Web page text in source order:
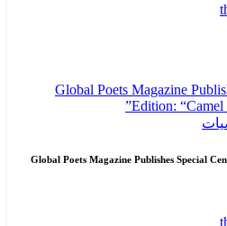
Global Poets Magazine Publishes Special